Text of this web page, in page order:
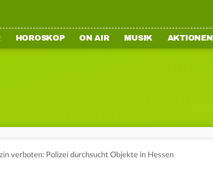
HOROSKOP ON AIR MUSIK AKTIONEN
verboten: Polizei durchsucht Objekte in Hessen